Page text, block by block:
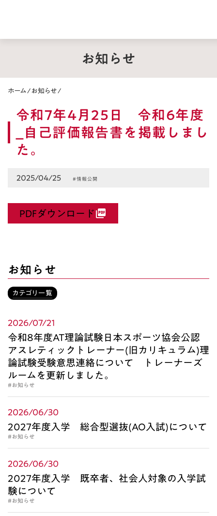
お知らせ
ホーム/お知らせ/
令和7年4月25日 令和6年度
_自己評価報告書を掲載しまし
た。
2025/04/25 #情報公開
PDFダウンロードpicture_as_pdf
お知らせ
カテゴリ一覧
2026/07/21
令和8年度AT理論試験日本スポーツ協会公認
アスレティックトレーナー(旧カリキュラム)理
論試験受験意思連絡について トレーナーズ
ルームを更新しました。
#お知らせ
2026/06/30
2027年度入学 総合型選抜(AO入試)について
#お知らせ
2026/06/30
2027年度入学 既卒者、社会人対象の入学試
験について
#お知らせ